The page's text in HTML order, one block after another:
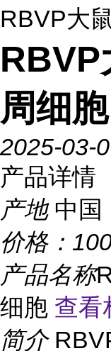
RBVP大
RBVP
周细胞
2025-03-
产品详情
产地 中国
价格：
产品名称
细胞 查看
简介